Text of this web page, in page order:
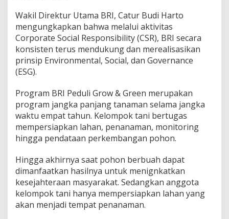
Wakil Direktur Utama BRI, Catur Budi Harto
mengungkapkan bahwa melalui aktivitas
Corporate Social Responsibility (CSR), BRI secara
konsisten terus mendukung dan merealisasikan
prinsip Environmental, Social, dan Governance
(ESG).
Program BRI Peduli Grow & Green merupakan
program jangka panjang tanaman selama jangka
waktu empat tahun. Kelompok tani bertugas
mempersiapkan lahan, penanaman, monitoring
hingga pendataan perkembangan pohon.
Hingga akhirnya saat pohon berbuah dapat
dimanfaatkan hasilnya untuk menignkatkan
kesejahteraan masyarakat. Sedangkan anggota
kelompok tani hanya mempersiapkan lahan yang
akan menjadi tempat penanaman.